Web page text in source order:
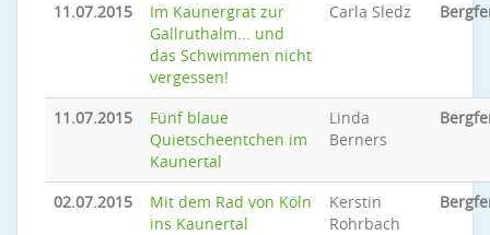
11.07.2015
Im Kaunergrat zur
Gallruthalm... und
das Schwimmen nicht
vergessen!
Carla Sledz
11.07.2015
Fünf blaue
Quietscheentchen im
Kaunertal
Linda
Berners
02.07.2015
Mit dem Rad von Köln
ins Kaunertal
Kerstin
Rohrbach